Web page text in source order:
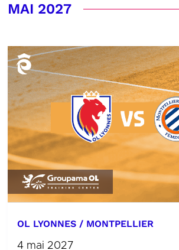
MAI 2027
OL LYONNES / MONTPELLIER
4 mai 2027